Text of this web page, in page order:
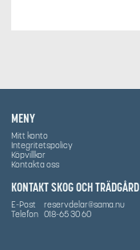
MENY
Mitt konto
Integritetspolicy
Köpvillkor
Kontakta oss
KONTAKT SKOG OCH TRÄDGÅRD
E-Post
reservdelar@sama.nu
Telefon 018-65 30 60